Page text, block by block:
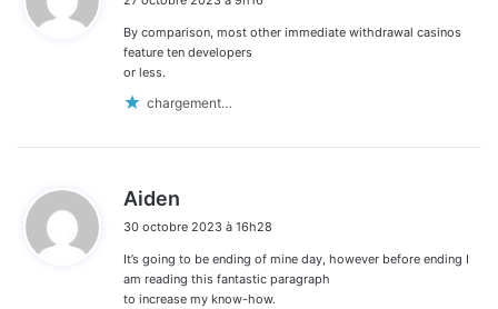
By comparison, most other immediate withdrawal casinos
feature ten developers
or less.
chargement…
Aiden
t
:
30 octobre 2023 à 16h28
It’s going to be ending of mine day, however before ending I
am reading this fantastic paragraph
to increase my know-how.